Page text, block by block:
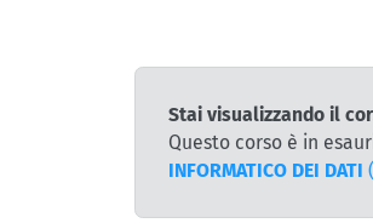
Stai visualizzando il
Questo corso è in
INFORMATICO DEI DATI